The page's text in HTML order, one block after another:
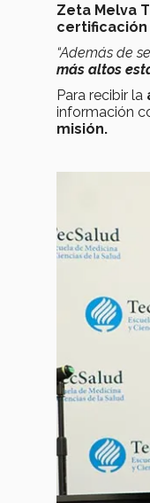
Zeta Melva
“Además de
más altos
Para recibir la
información
misión.